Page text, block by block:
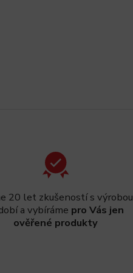
20 let zkušeností s výrobou
a vybíráme pro Vás jen
ověřené produkty